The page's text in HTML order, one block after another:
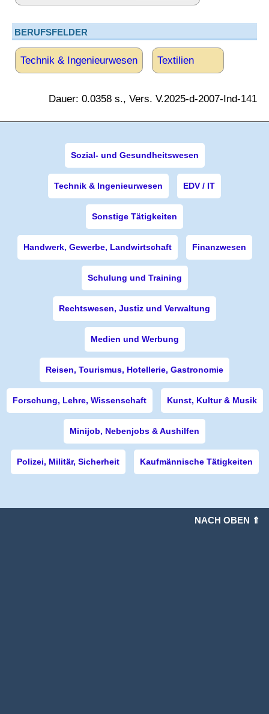
BERUFSFELDER
Technik & Ingenieurwesen Textilien
Dauer: 0.0358 s., Vers. V.2025-d-2007-Ind-141
Sozial- und Gesundheitswesen
Technik & Ingenieurwesen EDV / IT
Sonstige Tätigkeiten
Handwerk, Gewerbe, Landwirtschaft Finanzwesen
Schulung und Training
Rechtswesen, Justiz und Verwaltung
Medien und Werbung
Reisen, Tourismus, Hotellerie, Gastronomie
Forschung, Lehre, Wissenschaft Kunst, Kultur & Musik
Minijob, Nebenjobs & Aushilfen
Polizei, Militär, Sicherheit Kaufmännische Tätigkeiten
NACH OBEN ⇑